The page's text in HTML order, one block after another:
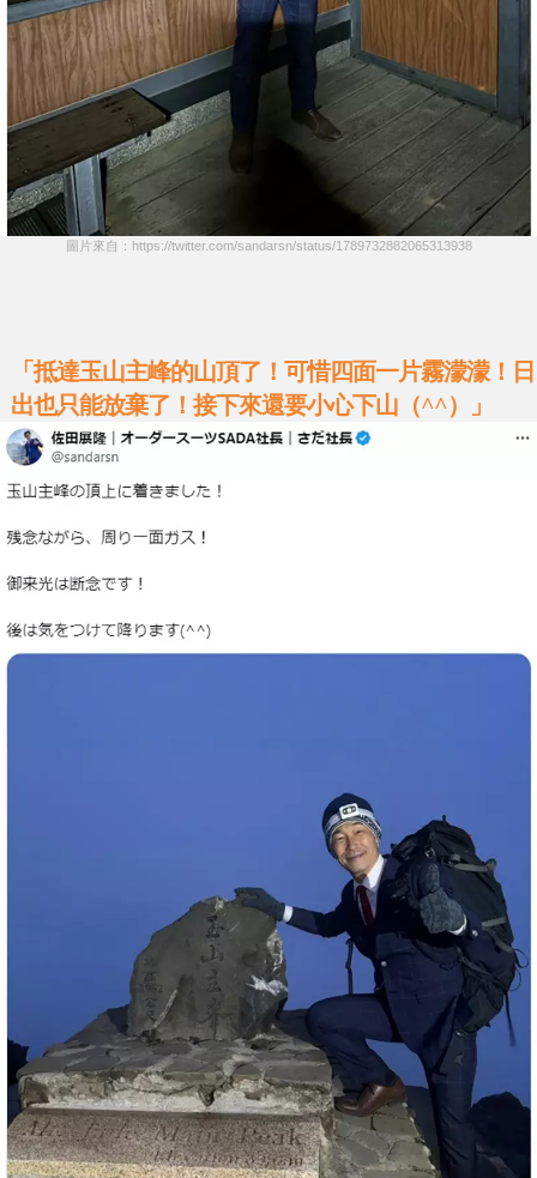
圖片來自：https://twitter.com/sandarsn/status/1789732882065313938
「抵達玉山主峰的山頂了！可惜四面一片霧濛濛！日
出也只能放棄了！接下來還要小心下山（^^）」